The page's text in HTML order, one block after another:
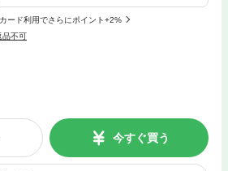
ード利用でさらにポイント+2%
品不可
今すぐ買う